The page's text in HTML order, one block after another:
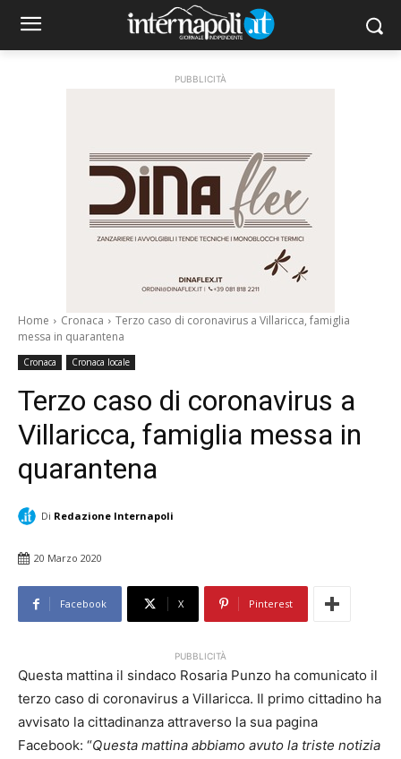
PUBBLICITÀ
Home Cronaca
Terzo caso di coronavirus a Villaricca, famiglia
messa in quarantena
Cronaca Cronaca locale
Terzo caso di coronavirus a
Villaricca, famiglia messa in
quarantena
Di Redazione Internapoli
20 Marzo 2020
Facebook X Pinterest
PUBBLICITÀ
Questa mattina il sindaco Rosaria Punzo ha comunicato il
terzo caso di coronavirus a Villaricca. Il primo cittadino ha
avvisato la cittadinanza attraverso la sua pagina
Facebook: “Questa mattina abbiamo avuto la triste notizia